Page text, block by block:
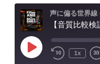
声に偏る世界
Play
Episode 1x